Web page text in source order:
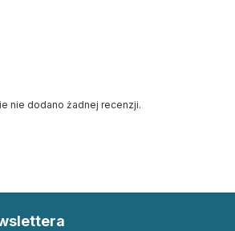
nie dodano żadnej recenzji.